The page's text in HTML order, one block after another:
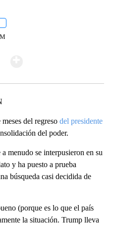
del regreso del presidente
del poder.
menudo se interpusieron en su
y ha puesto a prueba
búsqueda casi decidida de
(porque es lo que el país
la situación. Trump lleva